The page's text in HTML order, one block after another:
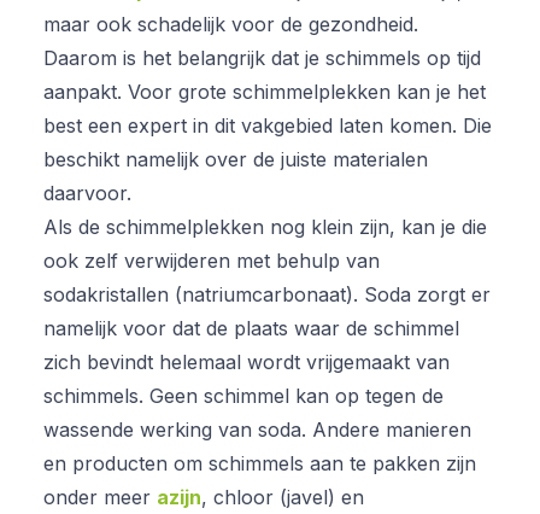
maar ook schadelijk voor de gezondheid.
Daarom is het belangrijk dat je schimmels op tijd
aanpakt. Voor grote schimmelplekken kan je het
best een expert in dit vakgebied laten komen. Die
beschikt namelijk over de juiste materialen
daarvoor.
Als de schimmelplekken nog klein zijn, kan je die
ook zelf verwijderen met behulp van
sodakristallen (natriumcarbonaat). Soda zorgt er
namelijk voor dat de plaats waar de schimmel
zich bevindt helemaal wordt vrijgemaakt van
schimmels. Geen schimmel kan op tegen de
wassende werking van soda. Andere manieren
en producten om schimmels aan te pakken zijn
onder meer azijn, chloor (javel) en